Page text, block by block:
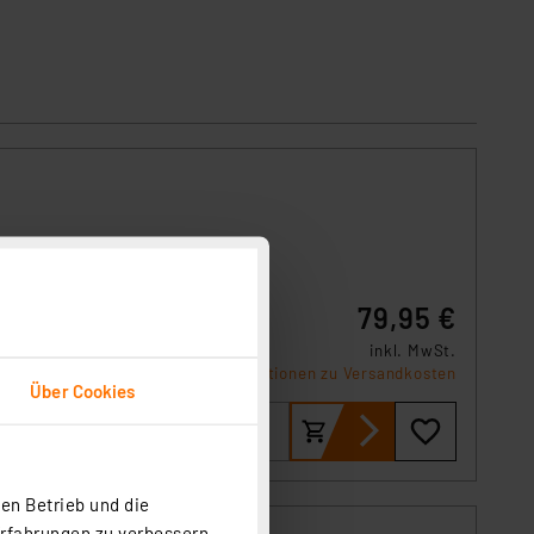
Über Cookies
Betrieb und die
79,95 €
inkl. MwSt.
Informationen zu Versandkosten